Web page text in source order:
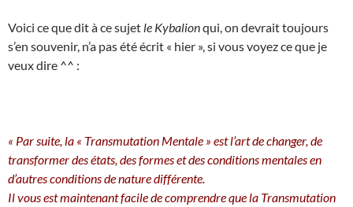
Voici ce que dit à ce sujet le Kybalionqui, on devrait toujours
s’en souvenir, n’a pas été écrit « hier », si vous voyez ce que je
veux dire ^^ :
« Par suite, la « Transmutation Mentale » est l’art de changer, de
transformer des états, des formes et des conditions mentales en
d’autres conditions de nature différente.
Il vous est maintenant facile de comprendre que la Transmutation